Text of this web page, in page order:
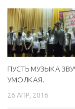
ПУСТЬ МУЗЫКА
УМОЛКАЯ.
26 АПР, 2016